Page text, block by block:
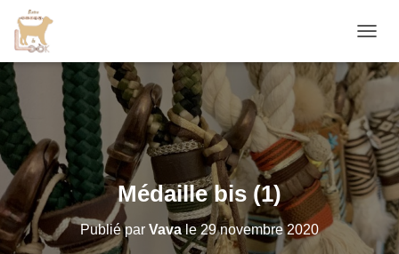
É
P
E
R
L
A
N
I
Médaille bis (1)
Publié par Vavale29 novembre 2020